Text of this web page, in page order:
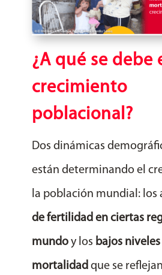
¿A qué se debe
crecimiento
poblacional?
Dos dinámicas
están determinando el
la población mundial: los
de fertilidad en ciertas
mundo y los bajos
mortalidad que se